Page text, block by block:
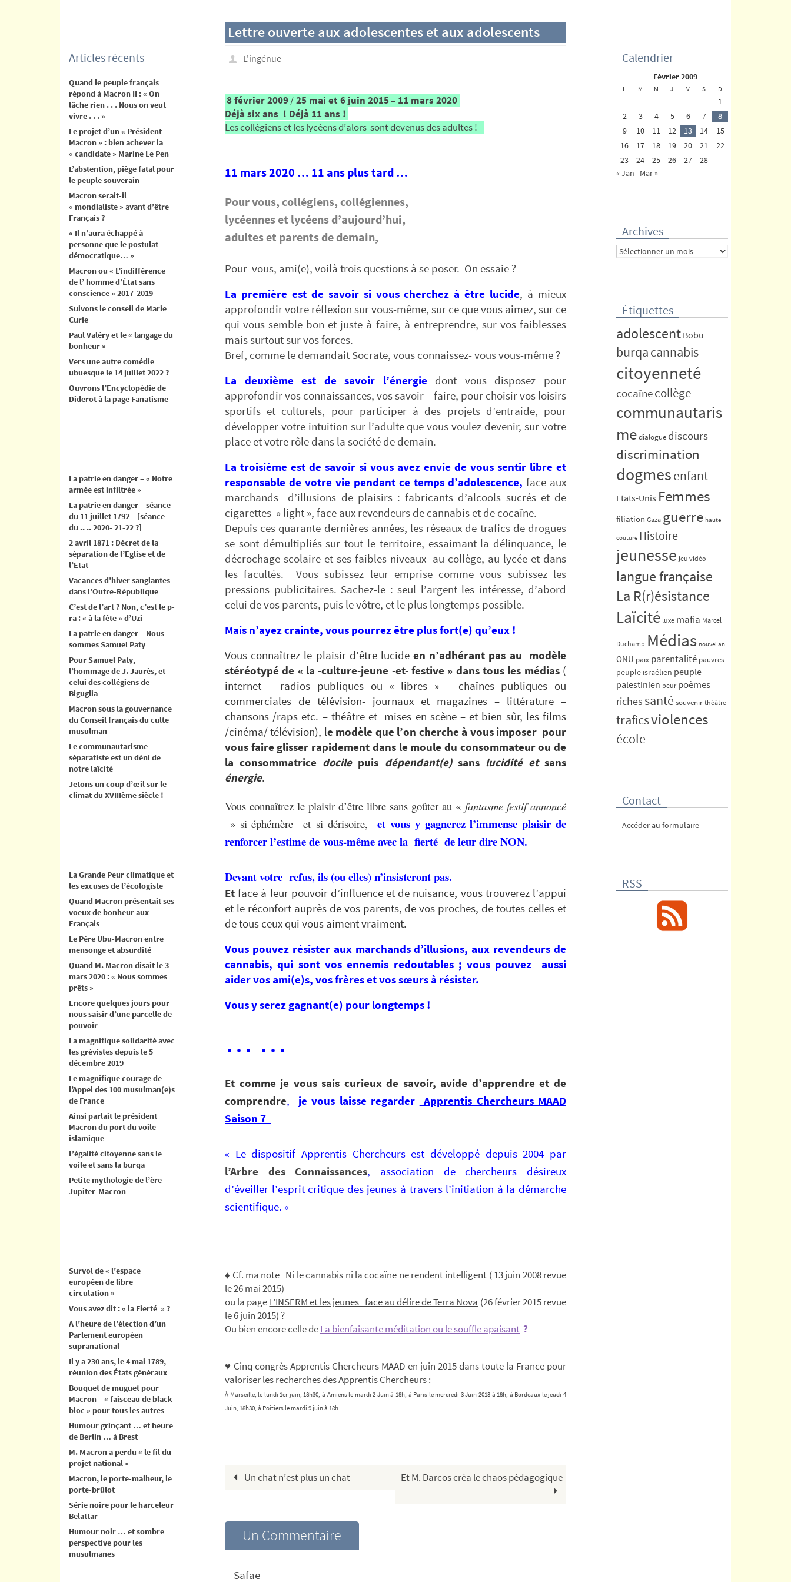
Lettre ouverte aux adolescentes et aux adolescents
L'ingénue
8 février 2009/25 mai et 6 juin 2015– 11 mars 2020
Déjà six ans ! Déjà 11 ans !
Les collégiens et les lycéens d’alors sont devenus des adultes !
11 mars 2020 … 11 ans plus tard …
Pour vous, collégiens, collégiennes,
lycéennes et lycéens d’aujourd’hui,
adultes et parents de demain,
Pour vous, ami(e), voilà trois questions à se poser. On essaie ?
La première est de savoir si vous cherchez àêtre lucide, à mieux
approfondir votre réflexion sur vous-même, sur ce que vous aimez, sur ce
qui vous semble bon et juste à faire, à entreprendre, sur vos faiblesses
mais surtout sur vos forces.
Bref, comme le demandait Socrate, vous connaissez- vous vous-même ?
La deuxième est de
savoir l’énergie dont vous disposez pour
approfondir vos connaissances, vos savoir – faire, pour choisir vos loisirs
sportifs et culturels, pour participer à des projets d’entraide, pour
développer votre intuition sur l’adulte que vous voulez devenir, sur votre
place et votre rôle dans la société de demain.
La troisième est de savoir si vous avez envie de vous sentir libre et
responsable de votre vie pendant ce temps d’adolescence, face aux
marchands d’illusions de plaisirs : fabricants d’alcools sucrés et de
cigarettes » light », face aux revendeurs de cannabis et de cocaïne.
Depuis ces quarante dernières années, les réseaux de trafics de drogues
se sont démultipliés sur tout le territoire, essaimant la délinquance, le
décrochage scolaire et ses faibles niveaux au collège, au lycée et dans
les facultés. Vous subissez leur emprise comme vous subissez les
pressions publicitaires. Sachez-le : seul l’argent les intéresse, d’abord
celui de vos parents, puis le vôtre, et le plus longtemps possible.
Mais n’ayez crainte, vous pourrez être plus fort(e) qu’eux !
Vous connaîtrez le plaisir d’être lucideen n’adhérant pas au modèle
stéréotypé de « la -culture-jeune -et- festive » dans tous les médias(
internet – radios publiques ou « libres » – chaînes publiques ou
commerciales de télévision- journaux et magazines – littérature –
chansons /raps etc. – théâtre et mises en scène – et bien sûr, les films
/cinéma/ télévision), le modèle que l’on cherche à vous imposer pour
vous faire glisser rapidement dans le moule du consommateur ou de
la consommatrice docile puis dépendant(e) sans lucidité et sans
énergie.
Vous connaîtrez le plaisir d’être libre sans goûter au « fantasme festif annoncé
» si éphémère et si dérisoire,
et vous y gagnerez l’immense plaisir de
renforcer l’estime de vous-même avec la fierté de leur dire NON.
Devant votre refus, ils (ou elles) n’insisteront pas.
Et face à leur pouvoir d’influence et de nuisance, vous trouverez l’appui
et le réconfort auprès de vos parents, de vos proches, de toutes celles et
de tous ceux qui vous aiment vraiment.
Vous pouvez résister aux marchands d’illusions, aux revendeurs de
cannabis, qui sont vos ennemis redoutables ; vous pouvez aussi
aider vos ami(e)s, vos frères et vos sœurs à résister.
Vous y serez gagnant(e) pour longtemps !
… …
Et comme je vous sais curieux de savoir, avide d’apprendre et de
comprendre, je vous laisse regarder
Apprentis Chercheurs MAAD
Saison 7
« Le dispositif Apprentis Chercheurs est développé depuis 2004 par
l’Arbre des Connaissances, association de chercheurs désireux
d’éveiller l’esprit critique des jeunes à travers l’initiation à la démarche
scientifique. «
——————————–
♦ Cf. ma note Ni le cannabis ni la cocaïne ne rendent intelligent ( 13 juin 2008 revue
le 26 mai 2015)
ou la page L’INSERM et les jeunes face au délire de Terra Nova (26 février 2015 revue
le 6 juin 2015) ?
Ou bien encore celle deLa bienfaisante méditation ou le souffle apaisant ?
♥ Cinq congrès Apprentis Chercheurs MAAD en juin 2015 dans toute la France pour
valoriser les recherches des Apprentis Chercheurs :
À Marseille, le lundi 1er juin, 18h30, à Amiens le mardi 2 Juin à 18h, à Paris le mercredi 3 Juin 2013 à 18h, à Bordeaux le jeudi 4
Juin, 18h30, à Poitiers le mardi 9 juin à 18h.
Un chat n’est plus un chat Et M. Darcos créa le chaos pédagogique
Un Commentaire
Safae
Articles récents
Quand le peuple français
répond à Macron II : « On
lâche rien . . . Nous on veut
vivre . . . »
Le projet d’un « Président
Macron » : bien achever la
« candidate » Marine Le Pen
L’abstention, piège fatal pour
le peuple souverain
Macron serait-il
« mondialiste » avant d’être
Français ?
« Il n’aura échappé à
personne que le postulat
démocratique… »
Macron ou « L’indifférence
de l’ homme d’État sans
conscience » 2017-2019
Suivons le conseil de Marie
Curie
Paul Valéry et le « langage du
bonheur »
Vers une autre comédie
ubuesque le 14 juillet 2022 ?
Ouvrons l’Encyclopédie de
Diderot à la page Fanatisme
La patrie en danger – « Notre
armée est infiltrée »
La patrie en danger – séance
du 11 juillet 1792 – [séance
du .. .. 2020- 21-22 ?]
2 avril 1871 : Décret de la
séparation de l’Eglise et de
l’Etat
Vacances d’hiver sanglantes
dans l’Outre-République
C’est de l’art ? Non, c’est le p-
ra : « à la fête » d’Uzi
La patrie en danger – Nous
sommes Samuel Paty
Pour Samuel Paty,
l’hommage de J. Jaurès, et
celui des collégiens de
Biguglia
Macron sous la gouvernance
du Conseil français du culte
musulman
Le communautarisme
séparatiste est un déni de
notre laïcité
Jetons un coup d’œil sur le
climat du XVIIIème siècle !
La Grande Peur climatique et
les excuses de l’écologiste
Quand Macron présentait ses
voeux de bonheur aux
Français
Le Père Ubu-Macron entre
mensonge et absurdité
Quand M. Macron disait le 3
mars 2020 : « Nous sommes
prêts »
Encore quelques jours pour
nous saisir d’une parcelle de
pouvoir
La magnifique solidarité avec
les grévistes depuis le 5
décembre 2019
Le magnifique courage de
l’Appel des 100 musulman(e)s
de France
Ainsi parlait le président
Macron du port du voile
islamique
L’égalité citoyenne sans le
voile et sans la burqa
Petite mythologie de l’ère
Jupiter-Macron
Survol de « l’espace
européen de libre
circulation »
Vous avez dit : « la Fierté » ?
A l’heure de l’élection d’un
Parlement européen
supranational
Il y a 230 ans, le 4 mai 1789,
réunion des États généraux
Bouquet de muguet pour
Macron – « faisceau de black
bloc » pour tous les autres
Humour grinçant … et heure
de Berlin … à Brest
M. Macron a perdu « le fil du
projet national »
Macron, le porte-malheur, le
porte-brûlot
Série noire pour le harceleur
Belattar
Humour noir … et sombre
perspective pour les
musulmanes
Calendrier
février 2009
L M M J V S D
1
2
3 4 5 6 7
8
9
10 11 12 13 14
15
16
17 18 19 20 21
22
23
24 25 26 27
28
« Jan
Mar »
Archives
Archives
Étiquettes
adolescent Bobu
burqacannabis
citoyenneté
cocaïnecollège
communautaris
medialogue discours
discrimination
dogmesenfant
Etats-Unis Femmes
filiation Gaza guerre haute
couture Histoire
jeunesse jeu vidéo
langue française
La R(r)ésistance
Laïcité luxe mafia Marcel
Duchamp Médias nouvel an
ONU paix parentalité pauvres
peuple israélien peuple
palestinien peur poèmes
riches santé souvenir théâtre
traficsviolences
école
Contact
Accéder au formulaire
RSS